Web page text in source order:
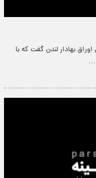
بهادار لندن گفت که با